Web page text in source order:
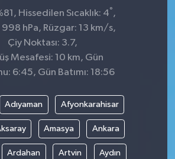
Hissedilen Sıcaklık: 4° ,
998 hPa, Rüzgar: 13 km/s,
Çiy Noktası: 3.7,
Mesafesi: 10 km, Gün
6:45, Gün Batımı: 18:56
Adıyaman Afyonkarahisar
Amasya Ankara
Ardahan Artvin Aydın